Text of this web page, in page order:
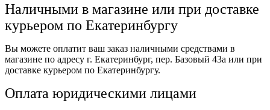
Наличными в магазине или при доставке
курьером по Екатеринбургу
Вы можете оплатит ваш заказ наличными средствами в
магазине по адресу г. Екатеринбург, пер. Базовый 43а или при
доставке курьером по Екатеринбургу.
Оплата юридическими лицами